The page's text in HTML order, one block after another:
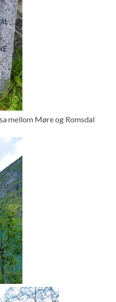
mellom Møre og Romsdal